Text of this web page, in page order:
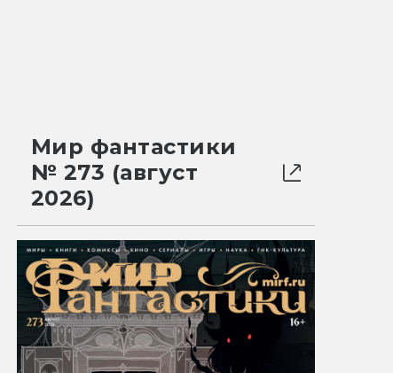
Мир фантастики
№ 273 (август
2026)